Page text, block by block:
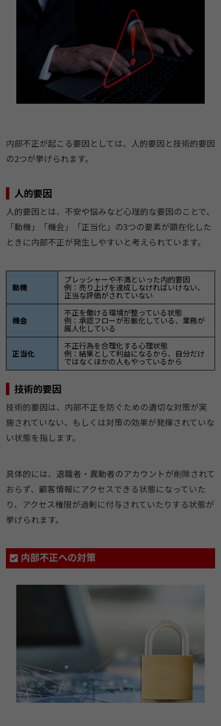
内部不正が起こる要因としては、人的要因と技術的要因
の2つが挙げられます。
人的要因
人的要因とは、不安や悩みなど心理的な要因のことで、
「動機」「機会」「正当化」の3つの要素が顕在化した
ときに内部不正が発生しやすいと考えられています。
動機
プレッシャーや不満といった内的要因
例：売り上げを達成しなければいけない、
正当な評価がされていない
機会
不正を働ける環境が整っている状態
例：承認フローが形骸化している、業務が
属人化している
正当化
不正行為を合理化する心理状態
例：結果として利益になるから、自分だけ
ではなくほかの人もやっているから
技術的要因
技術的要因は、内部不正を防ぐための適切な対策が実
施されていない、もしくは対策の効果が発揮されていな
い状態を指します。
具体的には、退職者・異動者のアカウントが削除されて
おらず、顧客情報にアクセスできる状態になっていた
り、アクセス権限が過剰に付与されていたりする状態が
挙げられます。
内部不正への対策